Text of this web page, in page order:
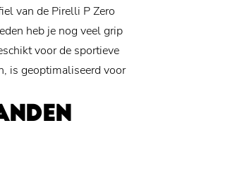
van de Pirelli P Zero
heb je nog veel grip
voor de sportieve
is geoptimaliseerd voor